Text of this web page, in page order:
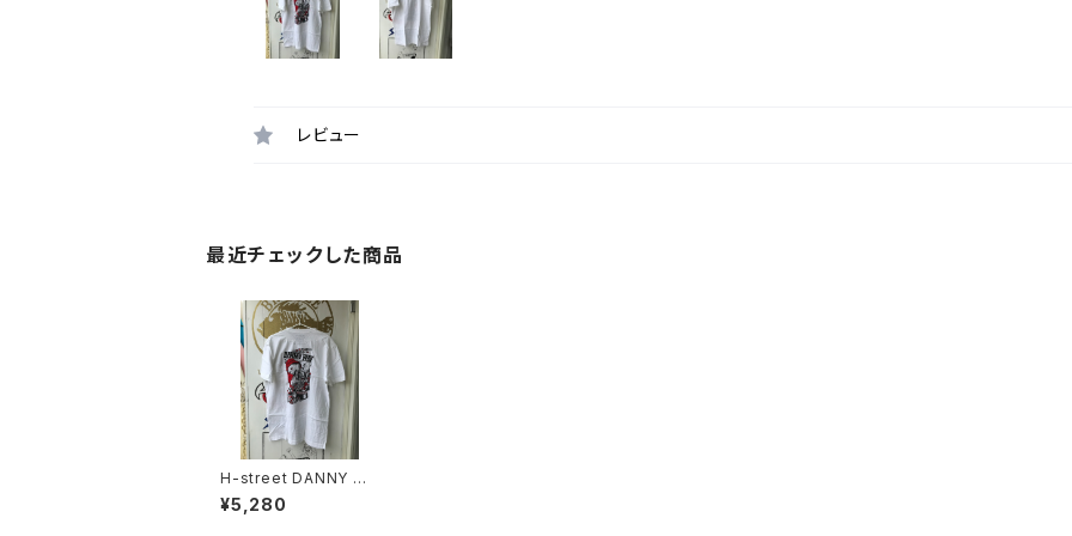
レビュー
最近チェックした商品
H-street DANNY WA
Y RABBIT IN THE HA
T TEE
¥5,280